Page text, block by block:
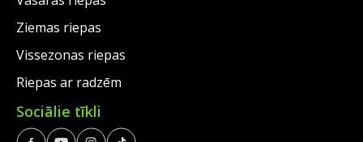
Ziemas riepas
Vissezonas riepas
Riepas ar radzēm
Sociālie tīkli